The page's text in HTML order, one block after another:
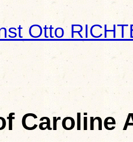
Otto
Caroline